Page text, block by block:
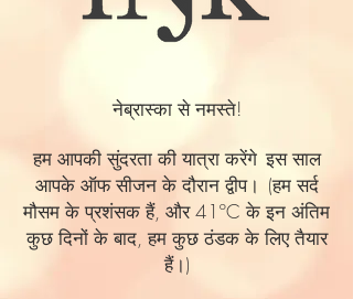
नेब्रास्का से नमस्ते!
हम आपकी सुंदरता की यात्रा करेंगे इस साल
आपके ऑफ सीजन के दौरान द्वीप। (हम सर्द
मौसम के प्रशंसक हैं, और 41ºC के इन अंतिम
कुछ दिनों के बाद, हम कुछ ठंडक के लिए तैयार
हैं।)